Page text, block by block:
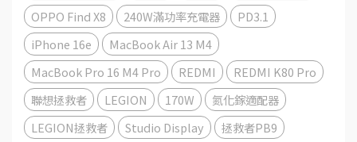
OPPO Find X8
240W滿功率充電器
PD3.1
iPhone 16e
MacBook Air 13 M4
MacBook Pro 16 M4 Pro
REDMI
REDMI K80 Pro
聯想拯救者
LEGION 170W
氮化鎵適配器
LEGION拯救者
Studio Display
拯救者PB9